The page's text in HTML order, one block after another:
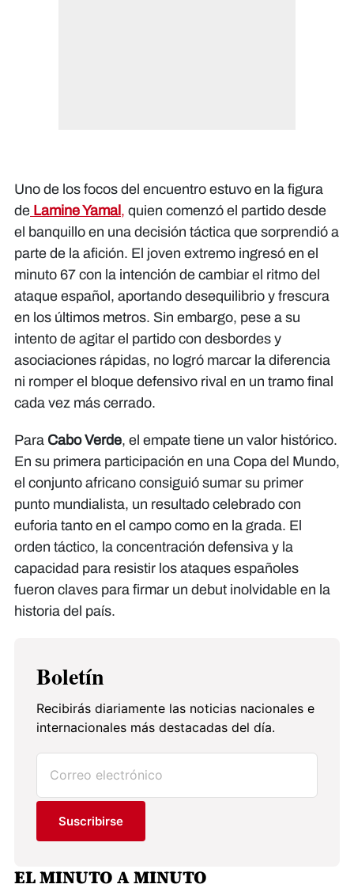
Uno de los focos del encuentro estuvo en la figura
de Lamine Yamal , quien comenzó el partido desde
el banquillo en una decisión táctica que sorprendió a
parte de la afición. El joven extremo ingresó en el
minuto 67 con la intención de cambiar el ritmo del
ataque español, aportando desequilibrio y frescura
en los últimos metros. Sin embargo, pese a su
intento de agitar el partido con desbordes y
asociaciones rápidas, no logró marcar la diferencia
ni romper el bloque defensivo rival en un tramo final
cada vez más cerrado.
Para Cabo Verde, el empate tiene un valor histórico.
En su primera participación en una Copa del Mundo,
el conjunto africano consiguió sumar su primer
punto mundialista, un resultado celebrado con
euforia tanto en el campo como en la grada. El
orden táctico, la concentración defensiva y la
capacidad para resistir los ataques españoles
fueron claves para firmar un debut inolvidable en la
historia del país.
Boletín
Recibirás diariamente las noticias nacionales e
internacionales más destacadas del día.
Suscribirse
EL MINUTO A MINUTO